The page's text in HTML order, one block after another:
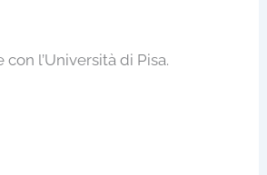
l’Università di Pisa.